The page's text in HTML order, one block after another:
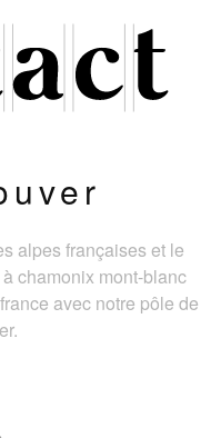
alpes françaises et le
chamonix mont-blanc
avec notre pôle de